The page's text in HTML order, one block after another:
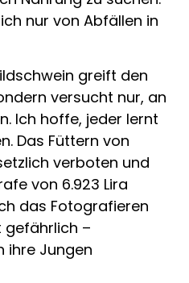
nur von Abfällen in
greift den
versucht nur, an
Ich hoffe, jeder lernt
Das Füttern von
verboten und
von 6.923 Lira
das Fotografieren
gefährlich –
ihre Jungen